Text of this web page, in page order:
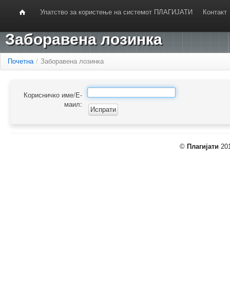
Упатство за користење на системот ПЛАГИЈАТИ Контакт
Заборавена лозинка
Почетна / Заборавена лозинка
Корисничко име/Е-
маил:
© Плагијати